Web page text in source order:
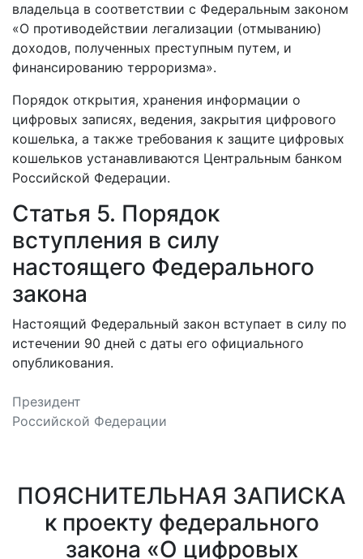
владельца в соответствии с Федеральным законом
«О противодействии легализации (отмыванию)
доходов, полученных преступным путем, и
финансированию терроризма».
Порядок открытия, хранения информации о
цифровых записях, ведения, закрытия цифрового
кошелька, а также требования к защите цифровых
кошельков устанавливаются Центральным банком
Российской Федерации.
Статья 5. Порядок
вступления в силу
настоящего Федерального
закона
Настоящий Федеральный закон вступает в силу по
истечении 90 дней с даты его официального
опубликования.
Президент
Российской Федерации
ПОЯСНИТЕЛЬНАЯ ЗАПИСКА
к проекту федерального
закона «О цифровых